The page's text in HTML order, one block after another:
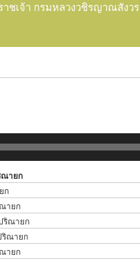
าชเจ้า กรมหลวงวชิรญาณสังวร
ณายก
ก
ายก
ริณายก
ริณายก
ายก